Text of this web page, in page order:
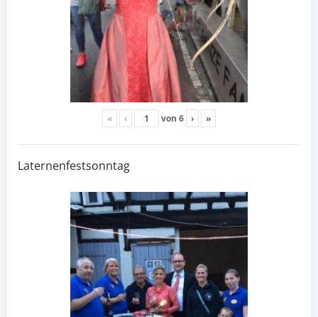
« ‹ von 6 › »
Laternenfestsonntag